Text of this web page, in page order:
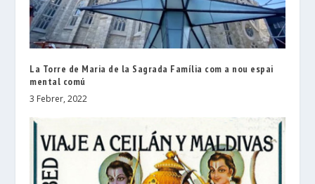
La Torre de Maria de la Sagrada Família com a nou espai
mental comú
3 Febrer, 2022